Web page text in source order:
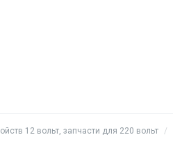
12 вольт, запчасти для 220 вольт /